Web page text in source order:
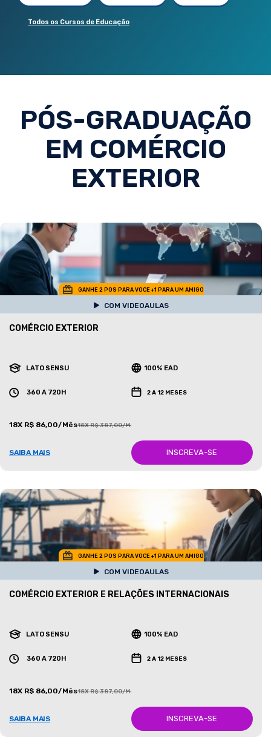
Todos os Cursos de Educação
PÓS-GRADUAÇÃO
EM COMÉRCIO
EXTERIOR
GANHE 2 POS PARA VOCE +1 PARA UM AMIGO
COM VIDEOAULAS
COMÉRCIO EXTERIOR
LATO SENSU 100% EAD
360 A 720H 2 A 12 MESES
18X R$ 86,00/Mês18X R$ 387,00/Mês
SAIBA MAIS INSCREVA-SE
GANHE 2 POS PARA VOCE +1 PARA UM AMIGO
COM VIDEOAULAS
COMÉRCIO EXTERIOR E RELAÇÕES INTERNACIONAIS
LATO SENSU 100% EAD
360 A 720H 2 A 12 MESES
18X R$ 86,00/Mês18X R$ 387,00/Mês
SAIBA MAIS INSCREVA-SE